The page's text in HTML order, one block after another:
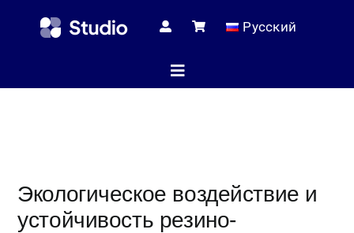
Русский
Toggle
Экологическое воздействие и
устойчивость резино-